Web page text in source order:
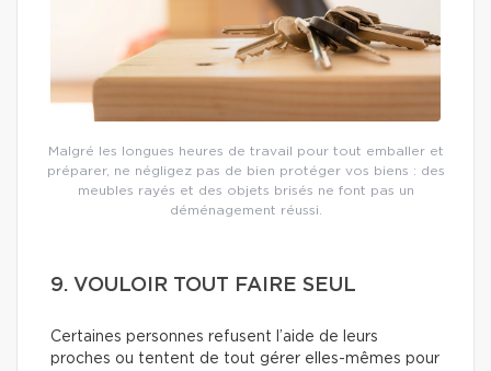
Malgré les longues heures de travail pour tout emballer et
préparer, ne négligez pas de bien protéger vos biens : des
meubles rayés et des objets brisés ne font pas un
déménagement réussi.
9. VOULOIR TOUT FAIRE SEUL
Certaines personnes refusent l’aide de leurs
proches ou tentent de tout gérer elles-mêmes pour